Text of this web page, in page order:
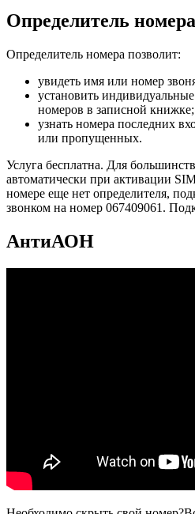
Определитель номера
Определитель номера позволит:
увидеть имя или номер
установить
номеров в записной книжке;
узнать номера последних
или пропущенных.
Услуга бесплатна. Для
автоматически при активации
номере еще нет определителя,
звонком на номер 067409061.
АнтиАОН